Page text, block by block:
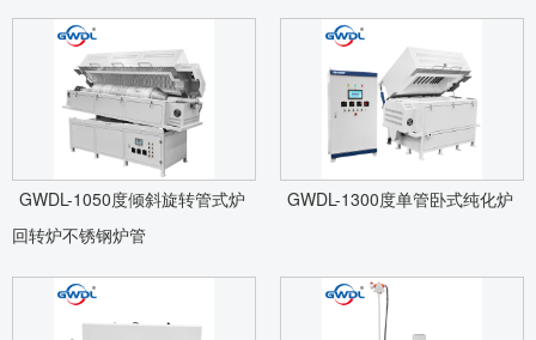
GWDL-1050度倾斜旋转管式炉
回转炉不锈钢炉管
GWDL-1300度单管卧式纯化炉